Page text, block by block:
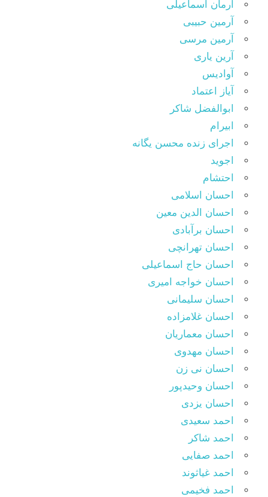
آرمان اسماعیلی
آرمین حبیبی
آرمین مرسی
آرین یاری
آوادیس
آیاز اعتماد
ابوالفضل شاکر
ابیرام
اجرای زنده محسن یگانه
اجوید
احتشام
احسان اسلامی
احسان الدین معین
احسان برآبادی
احسان تهرانچی
احسان حاج اسماعیلی
احسان خواجه امیری
احسان سلیمانی
احسان غلامزاده
احسان معماریان
احسان مهدوی
احسان نی زن
احسان وحیدپور
احسان یزدی
احمد سعیدی
احمد شاکر
احمد صفایی
احمد غیاثوند
احمد فخیمی